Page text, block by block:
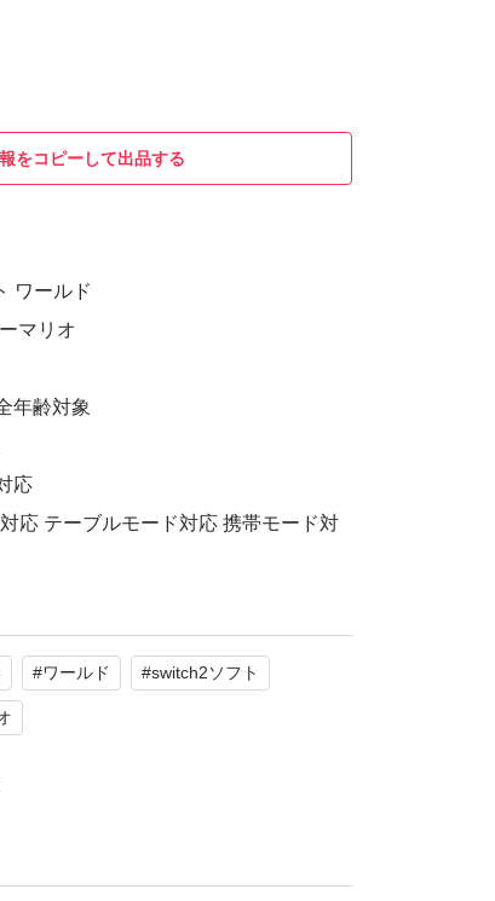
をコピーして出品する
ワールド
マリオ
年齢対象
応
応 テーブルモード対応 携帯モード対
人
#ワールド #switch2ソフト